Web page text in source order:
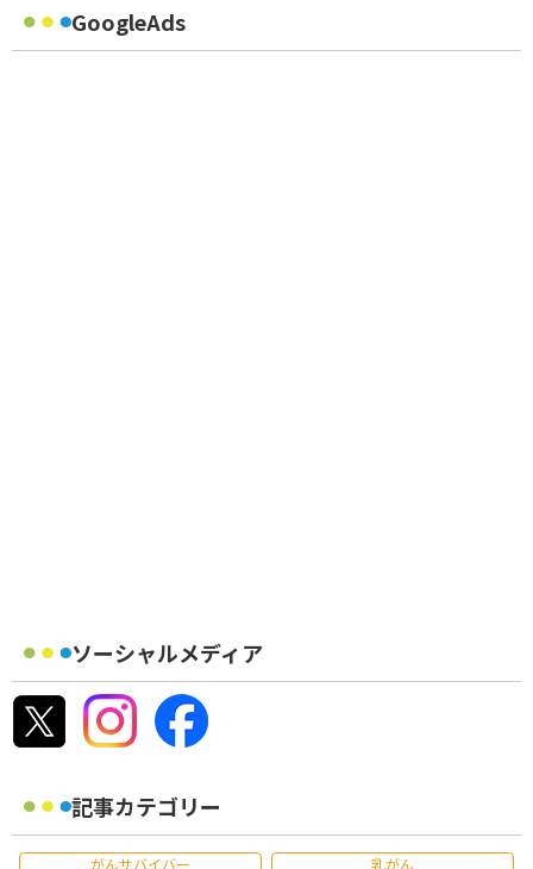
GoogleAds
ソーシャルメディア
記事カテゴリー
がんサバイバー 乳がん